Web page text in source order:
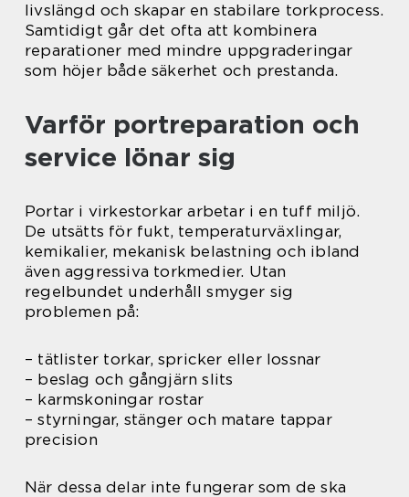
livslängd och skapar en stabilare torkprocess.
Samtidigt går det ofta att kombinera
reparationer med mindre uppgraderingar
som höjer både säkerhet och prestanda.
Varför portreparation och
service lönar sig
Portar i virkestorkar arbetar i en tuff miljö.
De utsätts för fukt, temperaturväxlingar,
kemikalier, mekanisk belastning och ibland
även aggressiva torkmedier. Utan
regelbundet underhåll smyger sig
problemen på:
– tätlister torkar, spricker eller lossnar
– beslag och gångjärn slits
– karmskoningar rostar
– styrningar, stänger och matare tappar
precision
När dessa delar inte fungerar som de ska